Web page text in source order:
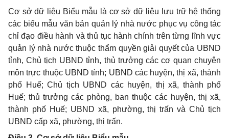
Cơ sở dữ liệu Biểu mẫu là cơ sở dữ liệu lưu trữ hệ thống
các biểu mẫu văn bản quản lý nhà nước phục vụ công tác
chỉ đạo điều hành và thủ tục hành chính trên từng lĩnh vực
quản lý nhà nước thuộc thẩm quyền giải quyết của UBND
tỉnh, Chủ tịch UBND tỉnh, thủ trưởng các cơ quan chuyên
môn trực thuộc UBND tỉnh; UBND các huyện, thị xã, thành
phố Huế; Chủ tịch UBND các huyện, thị xã, thành phố
Huế; thủ trưởng các phòng, ban thuộc các huyện, thị xã,
thành phố Huế; UBND xã, phường, thị trấn và Chủ tịch
UBND cấp xã, phường, thị trấn.